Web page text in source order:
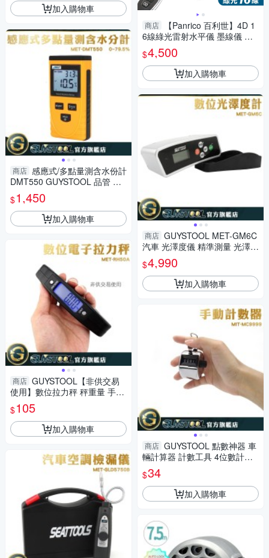
加入購物車
商店 感應式/多點量測含水份計
DMT550 GUYSTOOL 品管 水
分儀 水分計 紙廠 木材廠 含水
分計 0.0~79.5%
$1,450
加入購物車
商店 GUYSTOOL【非供交易
使用】數位拉力秤 秤重量 手拉
秤 吊秤 快速秤重 小型重量秤
生活小物RH50A
$105
加入購物車
商店
【Panrico 百利世】4D 1
6線綠光雷射水平儀 墨線儀 自
動調平 貼地 貼墻 鋪磁磚
$4,500
加入購物車
商店 GUYSTOOL MET-GM6C
汽車 光澤度儀 精準測量 光澤測
試 光亮度 0~199.9GU 表面光
澤 油墨
$4,990
加入購物車
商店 GUYSTOOL 點數神器 車
輛計算器 計數工具 4位數計數
精準計數 客流量點數 機械式計
數器 MIT-MC9999
$34
加入購物車